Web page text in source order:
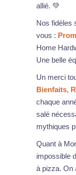
allié. 💚
Nos fidèles
vous :
Home
Une belle
Un merci
Bienfaits,
chaque
salé
mythiques
Quant à
impossible
à pizza. On